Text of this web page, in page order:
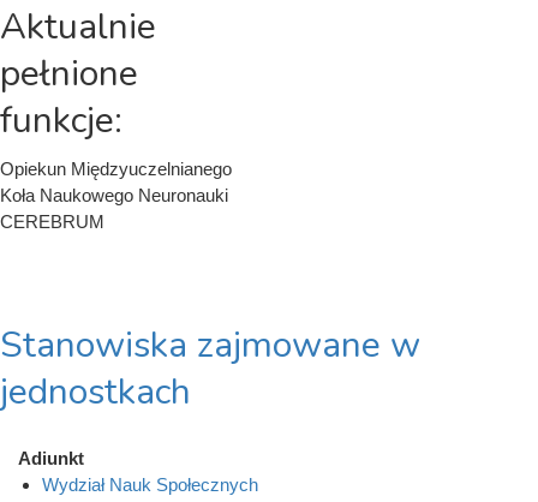
Aktualnie
pełnione
funkcje:
Opiekun Międzyuczelnianego
Koła Naukowego Neuronauki
CEREBRUM
Stanowiska zajmowane w
jednostkach
Adiunkt
Wydział Nauk Społecznych